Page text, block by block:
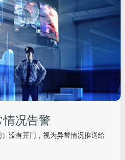
况告警
没有开门，视为异常情况推送给